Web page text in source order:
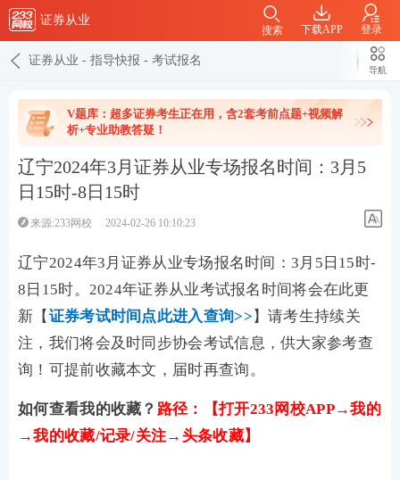
证券从业
下载APP 登录
搜索
证券从业 - 指导快报 - 考试报名
导航
V题库：超多证券考生正在用，含2套考前点题+视频解
析+专业助教答疑！
辽宁2024年3月证券从业专场报名时间：3月5
日15时-8日15时
来源:233网校 2024-02-26 10:10:23
辽宁2024年3月证券从业专场报名时间：3月5日15时-
8日15时。2024年证券从业考试报名时间将会在此更
新【 证券考试时间点此进入查询>> 】请考生持续关
注，我们将会及时同步协会考试信息，供大家参考查
询！可提前收藏本文，届时再查询。
如何查看我的收藏？ 路径：【打开233网校APP→我的
→我的收藏/记录/关注→头条收藏】